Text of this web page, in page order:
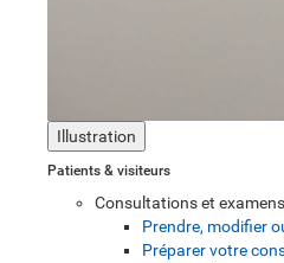
Illustration
Patients & visiteurs
Consultations et examens
Prendre, modifier
Préparer votre